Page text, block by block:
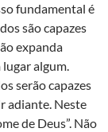
fundamental é
são capazes
expanda
algum.
serão capazes
adiante. Neste
de Deus”. Não